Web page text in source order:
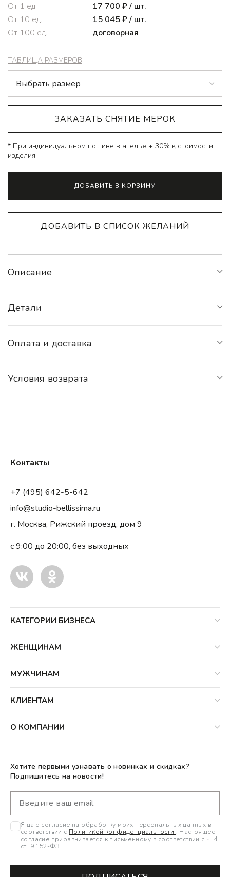
От 1 ед. 17 700₽/ шт.
От 10 ед. 15 045₽/ шт.
От 100 ед. договорная
ТАБЛИЦА РАЗМЕРОВ
ЗАКАЗАТЬ СНЯТИЕ МЕРОК
* При индивидуальном пошиве в ателье + 30% к стоимости
изделия
ДОБАВИТЬ В КОРЗИНУ
ДОБАВИТЬ В СПИСОК ЖЕЛАНИЙ
Описание
Детали
Оплата и доставка
Условия возврата
Контакты
+7 (495) 642-5-642
info@studio-bellissima.ru
г. Москва, Рижский проезд, дом 9
с 9:00 до 20:00, без выходных
КАТЕГОРИИ БИЗНЕСА
ЖЕНЩИНАМ
МУЖЧИНАМ
КЛИЕНТАМ
О КОМПАНИИ
Хотите первыми узнавать о новинках и скидках?
Подпишитесь на новости!
Я даю согласие на обработку моих персональных данных в
соответствии с Политикой конфиденциальности . Настоящее
согласие приравнивается к письменному в соответствии с ч. 4
ст. 9 152-ФЗ.